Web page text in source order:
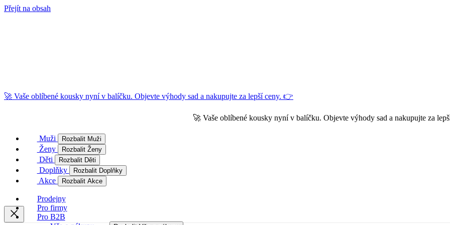
Přejít na obsah
🚀 Vaše oblíbené kousky nyní v balíčku. Objevte výhody sad a nakupujte za lepší ceny. 👉
🚀 Vaše oblíbené kousky nyní v balíčku. Objevte výhody sad a nakupujte za
Muži Rozbalit Muži
Ženy Rozbalit Ženy
Děti Rozbalit Děti
Doplňky Rozbalit Doplňky
Akce Rozbalit Akce
Prodejny
Pro firmy
Pro B2B